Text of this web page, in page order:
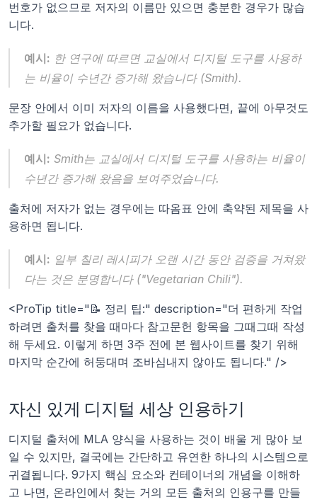
번호가 없으므로 저자의 이름만 있으면 충분한 경우가 많습
니다.
예시: 한 연구에 따르면 교실에서 디지털 도구를 사용하
는 비율이 수년간 증가해 왔습니다 (Smith).
문장 안에서 이미 저자의 이름을 사용했다면, 끝에 아무것도
추가할 필요가 없습니다.
예시: Smith는 교실에서 디지털 도구를 사용하는 비율이
수년간 증가해 왔음을 보여주었습니다.
출처에 저자가 없는 경우에는 따옴표 안에 축약된 제목을 사
용하면 됩니다.
예시: 일부 칠리 레시피가 오랜 시간 동안 검증을 거쳐왔
다는 것은 분명합니다 ("Vegetarian Chili").
<ProTip title="📝 정리 팁:" description="더 편하게 작업
하려면 출처를 찾을 때마다 참고문헌 항목을 그때그때 작성
해 두세요. 이렇게 하면 3주 전에 본 웹사이트를 찾기 위해
마지막 순간에 허둥대며 조바심내지 않아도 됩니다." />
자신 있게 디지털 세상 인용하기
디지털 출처에 MLA 양식을 사용하는 것이 배울 게 많아 보
일 수 있지만, 결국에는 간단하고 유연한 하나의 시스템으로
귀결됩니다. 9가지 핵심 요소와 컨테이너의 개념을 이해하
고 나면, 온라인에서 찾는 거의 모든 출처의 인용구를 만들